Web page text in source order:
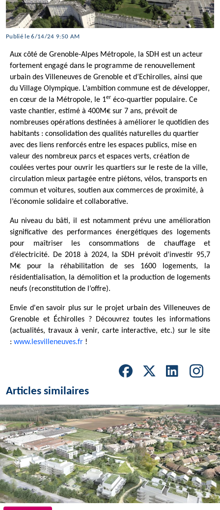
Publié le 6/14/24 9:50 AM
Aux côté de Grenoble-Alpes Métropole, la SDH est un acteur
fortement engagé dans le programme de renouvellement
urbain des Villeneuves de Grenoble et d’Echirolles, ainsi que
du Village Olympique. L’ambition commune est de développer,
en cœur de la Métropole, le 1er éco-quartier populaire. Ce
vaste chantier, estimé à 400M€ sur 7 ans, prévoit de
nombreuses opérations destinées à améliorer le quotidien des
habitants : consolidation des qualités naturelles du quartier
avec des liens renforcés entre les espaces publics, mise en
valeur des nombreux parcs et espaces verts, création de
coulées vertes pour ouvrir les quartiers sur le reste de la ville,
circulation mieux partagée entre piétons, vélos, transports en
commun et voitures, soutien aux commerces de proximité, à
l’économie solidaire et collaborative.
Au niveau du bâti, il est notamment prévu une amélioration
significative des performances énergétiques des logements
pour maîtriser les consommations de chauffage et
d’électricité. De 2018 à 2024, la SDH prévoit d’investir 95,7
M€ pour la réhabilitation de ses 1600 logements, la
résidentialisation, la démolition et la production de logements
neufs (reconstitution de l’offre).
Envie d'en savoir plus sur le projet urbain des Villeneuves de
Grenoble et Échirolles ? Découvrez toutes les informations
(actualités, travaux à venir, carte interactive, etc.) sur le site
: www.lesvilleneuves.fr !
Articles similaires